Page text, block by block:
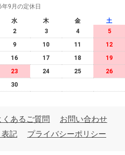
年9月の定休日
水 木 金
土
2 3 4
5
9 10 11
12
16 17 18
19
23 24 25
26
30
くあるご質問
お問い合わせ
記
プライバシーポリシー